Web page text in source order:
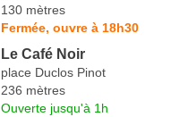
130 mètres
Fermée, ouvre à 18h30
Le Café Noir
place Duclos Pinot
236 mètres
Ouverte jusqu'à 1h